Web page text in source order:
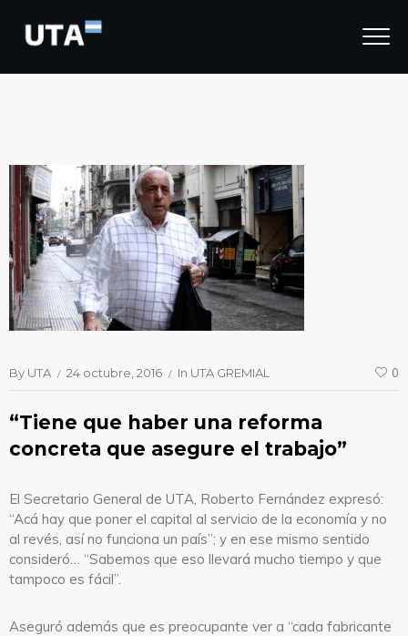
By UTA 24 octubre, 2016 In UTA GREMIAL 0
“Tiene que haber una reforma
concreta que asegure el trabajo”
El Secretario General de UTA, Roberto Fernández expresó:
“Acá hay que poner el capital al servicio de la economía y no
al revés, así no funciona un país”; y en ese mismo sentido
consideró… “Sabemos que eso llevará mucho tiempo y que
tampoco es fácil”.
Aseguró además que es preocupante ver a “cada fabricante